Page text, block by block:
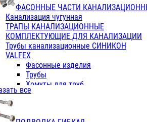
Фитинги с металл. серые
Фитинги ПП (серые)
Фитинги ПП белые
Краны
Фитинги ПП (белые)
Фитинги ПП с металлом белые
ПК КОНТУР
Краны полипропиленовые
Трубы полипропиленивые
TK
VALFEX
ФАСОННЫЕ ЧАСТИ
Канализация чугунная
ТРАПЫ КАНАЛИЗАЦИОННЫЕ
КОМПЛЕКТУЮЩИЕ ДЛЯ КАНАЛИЗАЦИИ
Трубы канализационные СИНИКОН
VALFEX
Фасонные изделия
Трубы
Хомуты для труб
ПВХ (стройполимер)
все